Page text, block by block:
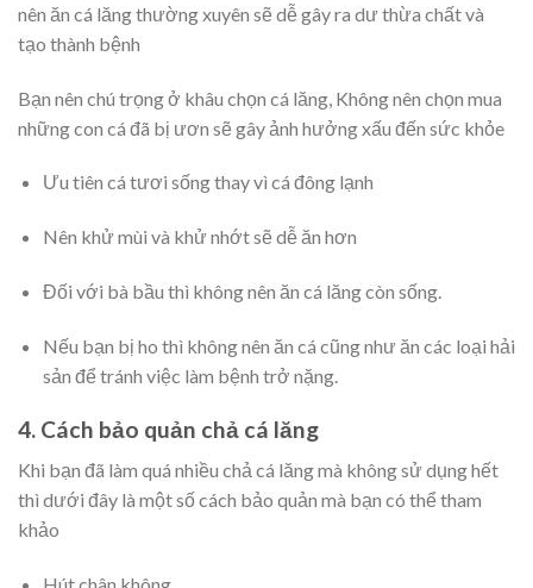
nên ăn cá lăng thường xuyên sẽ dễ gây ra dư thừa chất và
tạo thành bệnh
Bạn nên chú trọng ở khâu chọn cá lăng, Không nên chọn mua
những con cá đã bị ươn sẽ gây ảnh hưởng xấu đến sức khỏe
Ưu tiên cá tươi sống thay vì cá đông lạnh
Nên khử mùi và khử nhớt sẽ dễ ăn hơn
Đối với bà bầu thì không nên ăn cá lăng còn sống.
Nếu bạn bị ho thì không nên ăn cá cũng như ăn các loại hải
sản để tránh việc làm bệnh trở nặng.
4. Cách bảo quản chả cá lăng
Khi bạn đã làm quá nhiều chả cá lăng mà không sử dụng hết
thì dưới đây là một số cách bảo quản mà bạn có thể tham
khảo